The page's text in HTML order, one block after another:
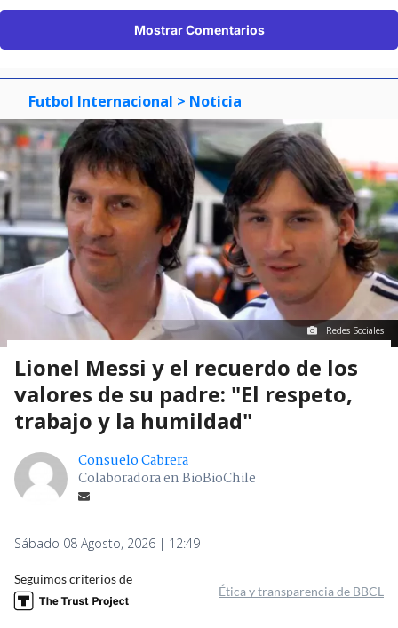
Mostrar Comentarios
Futbol Internacional > Noticia
Redes Sociales
Lionel Messi y el recuerdo de los
valores de su padre: "El respeto,
trabajo y la humildad"
Consuelo Cabrera
Colaboradora en BioBioChile
Sábado 08 Agosto, 2026 | 12:49
Seguimos criterios de
Ética y transparencia de BBCL